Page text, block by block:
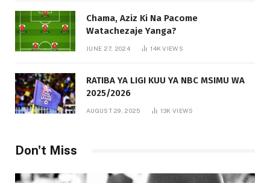
Chama, Aziz Ki Na Pacome
Watachezaje Yanga?
JUNE 27, 2024 14KVIEWS
RATIBA YA LIGI KUU YA NBC MSIMU WA
2025/2026
AUGUST 29, 2025 13KVIEWS
Don't Miss